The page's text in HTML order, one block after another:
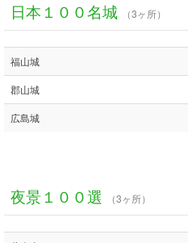
日本１００名城 （3ヶ所）
福山城
郡山城
広島城
夜景１００選 （3ヶ所）